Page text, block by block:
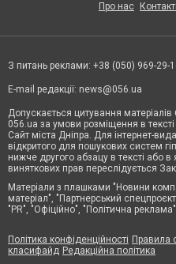
Про нас
З питань реклами: +38 (050) 969-29-
E-mail редакції: news@056.ua
Допускається цитування
056.ua за умови розміщення в
Сайт міста Дніпра. Для інтернет-
відкритого для пошукових систем
нижче другого абзацу в тексті або
виняткових прав переслідується
Матеріали з плашками "Новини
матеріал", "Партнерський
"PR", "Офіційно", "Політична
Політика конфіденційності Правила
класифайд Редакційна політика